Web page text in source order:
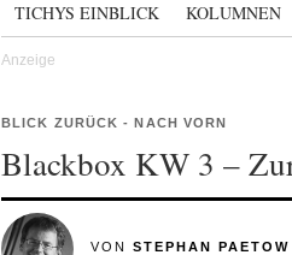
TICHYS EINBLICK KOLUMNEN
BLICK ZURÜCK - NACH VORN
Blackbox KW 3 –
VON STEPHAN PAETOW